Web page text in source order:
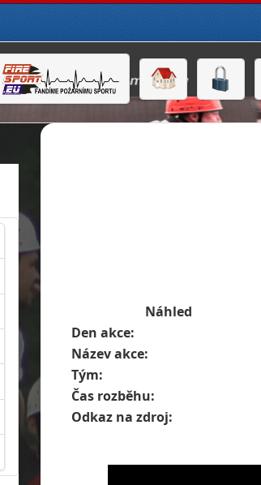
Náhled
Den akce:
Název akce:
Tým:
Čas rozběhu:
Odkaz na zdroj: